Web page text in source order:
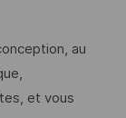
au
et vous